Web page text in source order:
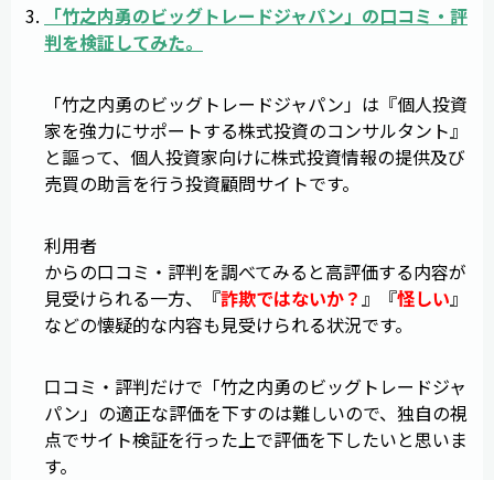
「竹之内勇のビッグトレードジャパン 」の口コミ ・ 評
判を検証してみた。
「竹之内勇のビッグトレードジャパン」は『個人投資
家を強力にサポートする株式投資のコンサルタント』
と謳って、個人投資家向けに株式投資情報の提供及び
売買の助言を行う投資顧問サイトです。
利用者
からの口コミ・評判を調べてみると高評価する内容が
見受けられる一方、『詐欺ではないか？ 』『怪しい』
などの懐疑的な内容も見受けられる状況です。
口コミ・評判だけで「竹之内勇のビッグトレードジャ
パン」の適正な評価を下すのは難しいので、独自の視
点でサイト検証を行った上で評価を下したいと思いま
す。